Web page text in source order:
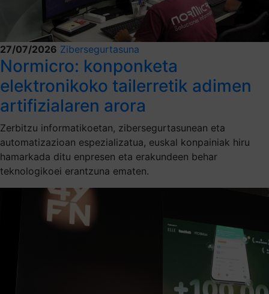
27/07/2026 Zibersegurtasuna
Normicro: konponketa
elektronikoko tailerretik adimen
artifizialaren arora
Zerbitzu informatikoetan, zibersegurtasunean eta
automatizazioan espezializatua, euskal konpainiak hiru
hamarkada ditu enpresen eta erakundeen behar
teknologikoei erantzuna ematen.